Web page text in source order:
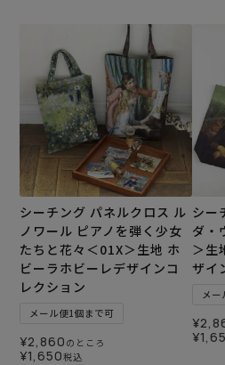
シーチング パネルクロス ル
ノワール ピアノを弾く少女
たちと花々＜01X＞生地 ホ
ビーラホビーレデザインコ
レクション
メール便1個まで可
¥2,860 のところ
¥1,650税込
シー
ダ・
＞生
ザイ
メ
¥
¥